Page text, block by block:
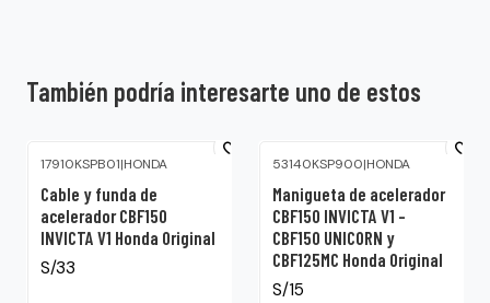
También podría interesarte uno de estos
17910KSPB01|HONDA
Cable y funda de
acelerador CBF150
INVICTA V1 Honda Original
S/33
53140KSP900|HONDA
Manigueta de acelerador
CBF150 INVICTA V1 –
CBF150 UNICORN y
CBF125MC Honda Original
S/15